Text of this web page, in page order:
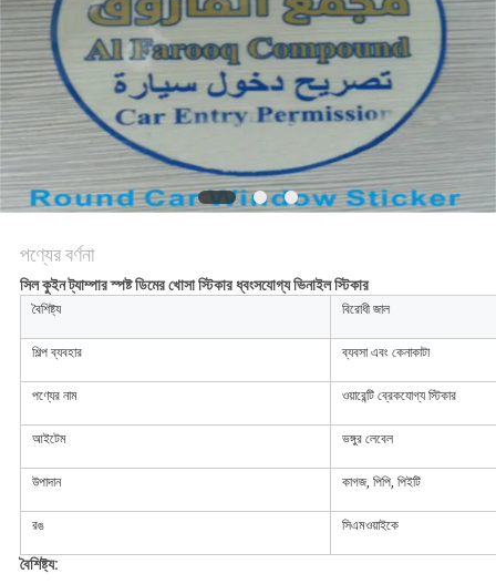
পণ্যের বর্ণনা
সিল কুইন ট্যাম্পার স্পষ্ট ডিমের খোসা স্টিকার ধ্বংসযোগ্য ভিনাইল স্টিকার
বৈশিষ্ট্য বিরোধী জাল
শিল্প ব্যবহার ব্যবসা এবং কেনাকাটা
পণ্যের নাম ওয়ারেন্টি ব্রেকযোগ্য স্টিকার
আইটেম ভঙ্গুর লেবেল
উপাদান কাগজ, পিপি, পিইটি
রঙ সিএমওয়াইকে
বৈশিষ্ট্য: